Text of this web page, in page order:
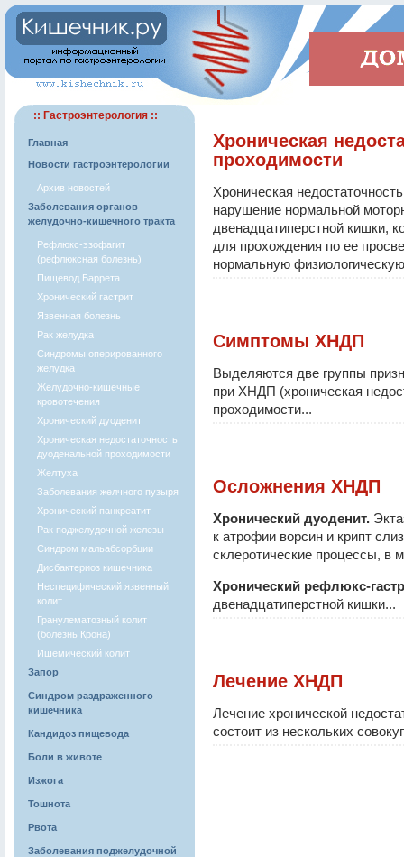
:: Гастроэнтерология ::
Главная
Новости гастроэнтерологии
Архив новостей
Заболевания органов
желудочно-кишечного тракта
Рефлюкс-эзофагит
(рефлюксная болезнь)
Пищевод Баррета
Хронический гастрит
Язвенная болезнь
Рак желудка
Синдромы оперированного
желудка
Желудочно-кишечные
кровотечения
Хронический дуоденит
Хроническая недостаточность
дуоденальной проходимости
Желтуха
Заболевания желчного пузыря
Хронический панкреатит
Рак поджелудочной железы
Синдром мальабсорбции
Дисбактериоз кишечника
Неспецифический язвенный
колит
Гранулематозный колит
(болезнь Крона)
Ишемический колит
Запор
Синдром раздраженного
кишечника
Кандидоз пищевода
Боли в животе
Изжога
Тошнота
Рвота
Заболевания поджелудочной
Хроническая
проходимости
Хроническая
нарушение нормальной
двенадцатиперстной кишки,
для прохождения по ее
нормальную
Симптомы ХНДП
Выделяются две группы
при ХНДП (хроническая
проходимости...
Осложнения ХНДП
Хронический дуоденит.
к атрофии ворсин и крипт
склеротические процессы, в
Хронический рефлюкс-
двенадцатиперстной кишки...
Лечение ХНДП
Лечение хронической
состоит из нескольких